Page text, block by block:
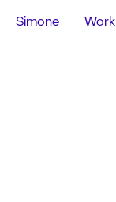
Simone Work